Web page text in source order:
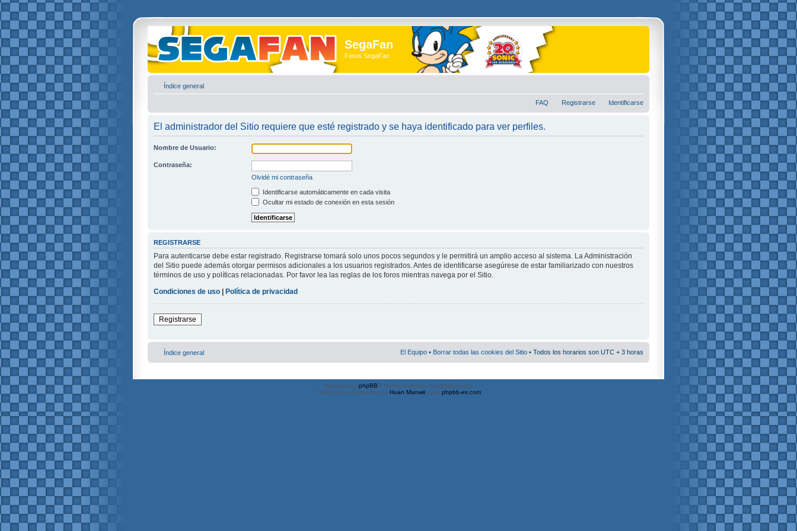
SegaFan
Foros SegaFan
Índice general
FAQ Registrarse Identificarse
El administrador del Sitio requiere que esté registrado y se haya identificado para ver perfiles.
Nombre de Usuario:
Contraseña:
Olvidé mi contraseña
Identificarse automáticamente en cada visita
Ocultar mi estado de conexión en esta sesión
REGISTRARSE
Para autenticarse debe estar registrado. Registrarse tomará solo unos pocos segundos y le permitirá un amplio acceso al sistema. La Administración
del Sitio puede además otorgar permisos adicionales a los usuarios registrados. Antes de identificarse asegúrese de estar familiarizado con nuestros
términos de uso y políticas relacionadas. Por favor lea las reglas de los foros mientras navega por el Sitio.
Condiciones de uso
Política de privacidad
Registrarse
Índice general El Equipo • Borrar todas las cookies del Sitio • Todos los horarios son UTC + 3 horas
Powered by phpBB® Forum Software © phpBB Group
Traducción al español por Huan Manwë para phpbb-es.com